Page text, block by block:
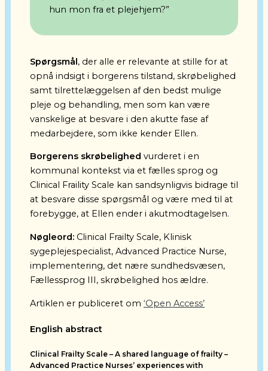
hun mon fra et plejehjem?”
Spørgsmål, der alle er relevante at stille for at
opnå indsigt i borgerens tilstand, skrøbelighed
samt tilrettelæggelsen af den bedst mulige
pleje og behandling, men som kan være
vanskelige at besvare i den akutte fase af
medarbejdere, som ikke kender Ellen.
Borgerens skrøbelighed vurderet i en
kommunal kontekst via et fælles sprog og
Clinical Fraility Scale kan sandsynligvis bidrage til
at besvare disse spørgsmål og være med til at
forebygge, at Ellen ender i akutmodtagelsen.
Nøgleord: Clinical Frailty Scale, Klinisk
sygeplejespecialist, Advanced Practice Nurse,
implementering, det nære sundhedsvæsen,
Fællessprog III, skrøbelighed hos ældre.
Artiklen er publiceret om ‘Open Access’
English abstract
Clinical Frailty Scale – A shared language of frailty –
Advanced Practice Nurses’ experiences with